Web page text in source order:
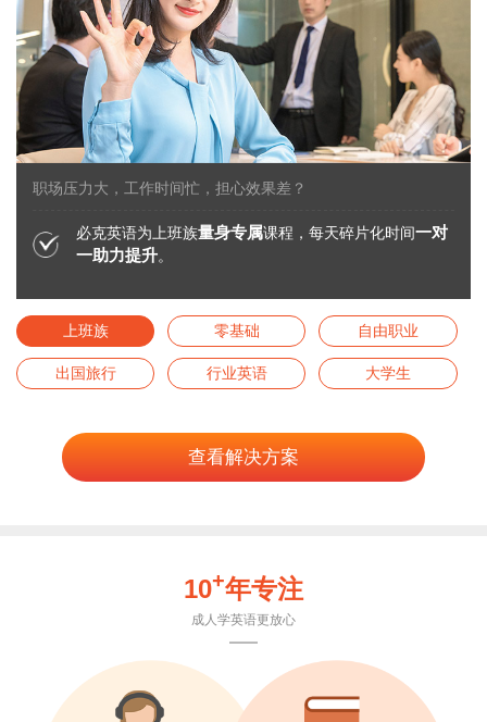
职场压力大，工作时间忙，担心效果差？
必克英语为上班族量身专属课程，每天碎片化时间一对
一助力提升。
上班族 零基础 自由职业
出国旅行 行业英语 大学生
查看解决方案
10+年专注
成人学英语更放心